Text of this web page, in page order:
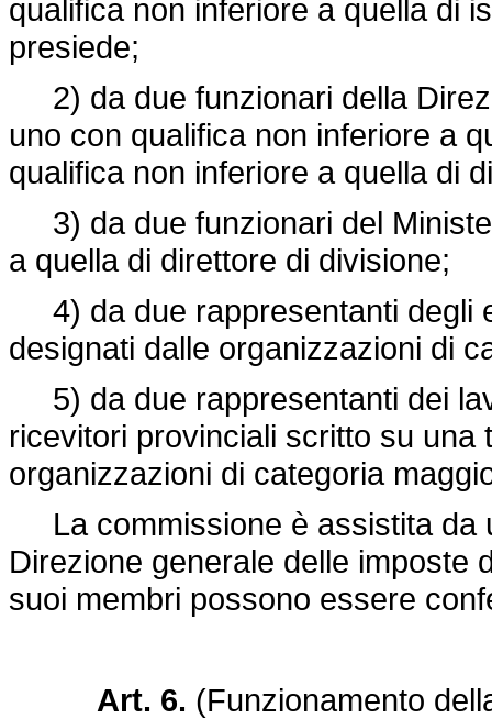
qualifica non inferiore a quella di
presiede;
2) da due funzionari della
uno con qualifica non inferiore a
qualifica non inferiore a quella di
3) da due funzionari del
a quella di direttore di divisione;
4) da due rappresentanti degli
designati dalle organizzazioni di
5) da due rappresentanti dei
ricevitori provinciali scritto su una
organizzazioni di categoria
La commissione è assistita da
Direzione generale delle imposte
suoi membri possono essere
Art. 6. (Funzionamento